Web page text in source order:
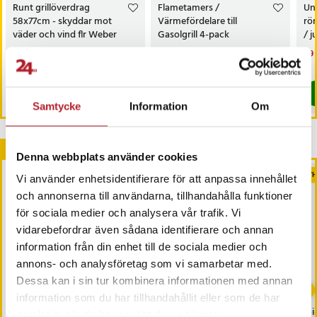
Samtycke Information Om
Denna webbplats använder cookies
Vi använder enhetsidentifierare för att anpassa innehållet
och annonserna till användarna, tillhandahålla funktioner
för sociala medier och analysera vår trafik. Vi
vidarebefordrar även sådana identifierare och annan
information från din enhet till de sociala medier och
annons- och analysföretag som vi samarbetar med.
Dessa kan i sin tur kombinera informationen med annan
information som du har tillhandahållit eller som de har
Runt grillöverdrag
58x77cm - skyddar mot
väder och vind flr Weber
klotgrill 57cmm mm
149 krI lager, levereras inom 1-2 vardagar
Flametamers /
Värmefördelare till
Gasolgrill 4-pack
I lager, levereras inom 1-2 vardagar
/
-41%